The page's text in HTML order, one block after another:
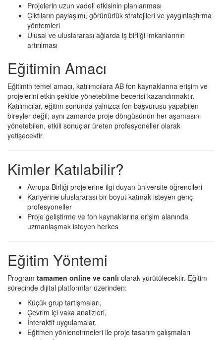
Projelerin uzun vadeli etkisinin planlanması
Çıktıların paylaşımı, görünürlük stratejileri ve yaygınlaştırma
yöntemleri
Ulusal ve uluslararası ağlarda iş birliği imkanlarının
artırılması
Eğitimin Amacı
Eğitimin temel amacı, katılımcılara AB fon kaynaklarına erişim ve
projelerini etkin şekilde yönetebilme becerisi kazandırmaktır.
Katılımcılar, eğitim sonunda yalnızca fon başvurusu yapabilen
bireyler değil; aynı zamanda proje döngüsünün her aşamasını
yönetebilen, etkili sonuçlar üreten profesyoneller olarak
yetişecektir.
Kimler Katılabilir?
Avrupa Birliği projelerine ilgi duyan üniversite öğrencileri
Kariyerine uluslararası bir boyut katmak isteyen genç
profesyoneller
Proje geliştirme ve fon kaynaklarına erişim alanında
uzmanlaşmak isteyen herkes
Eğitim Yöntemi
Program tamamen online ve canlı olarak yürütülecektir. Eğitim
sürecinde dijital platformlar üzerinden:
Küçük grup tartışmaları,
Çevrim içi vaka analizleri,
İnteraktif uygulamalar,
Eğitmen yönlendirmeleri ile proje tasarım çalışmaları